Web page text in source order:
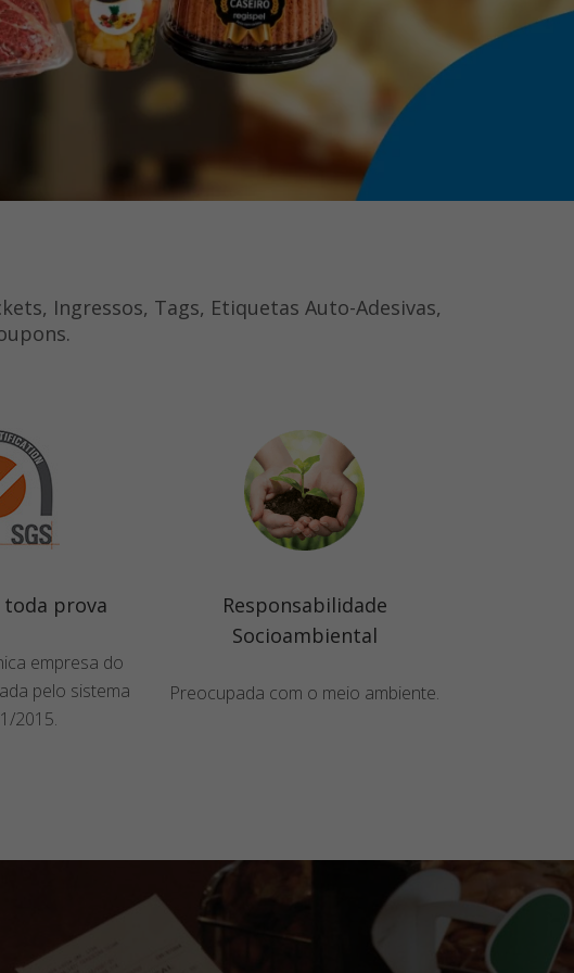
Ingressos, Tags, Etiquetas Auto-Adesivas,
toda prova
empresa do
pelo sistema
2015.
Responsabilidade
Socioambiental
Preocupada com o meio ambiente.